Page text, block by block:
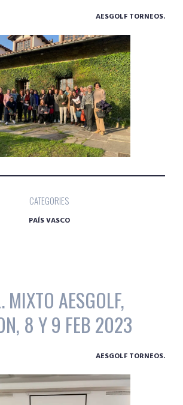
AESGOLF TORNEOS.
CATEGORIES
PAÍS VASCO
MIXTO AESGOLF,
8 Y 9 FEB 2023
AESGOLF TORNEOS.